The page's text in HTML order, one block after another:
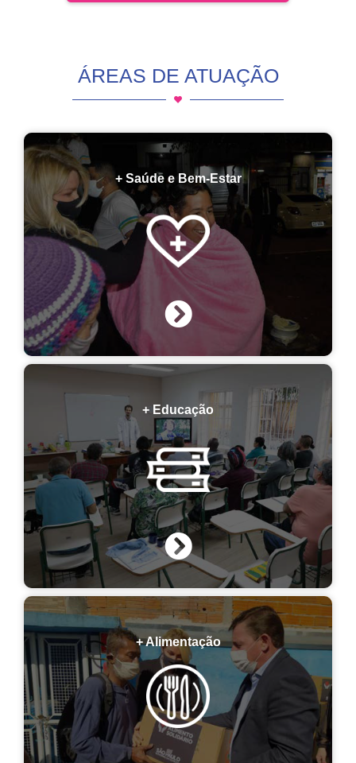
ÁREAS DE ATUAÇÃO
+ Saúde e Bem-Estar
+ Educação
+ Alimentação